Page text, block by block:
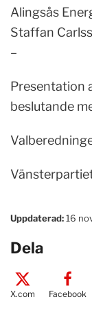
Alingsås
Staffan
–
Presentation
beslutande
Uppdaterad:16
Dela
X.com Facebook